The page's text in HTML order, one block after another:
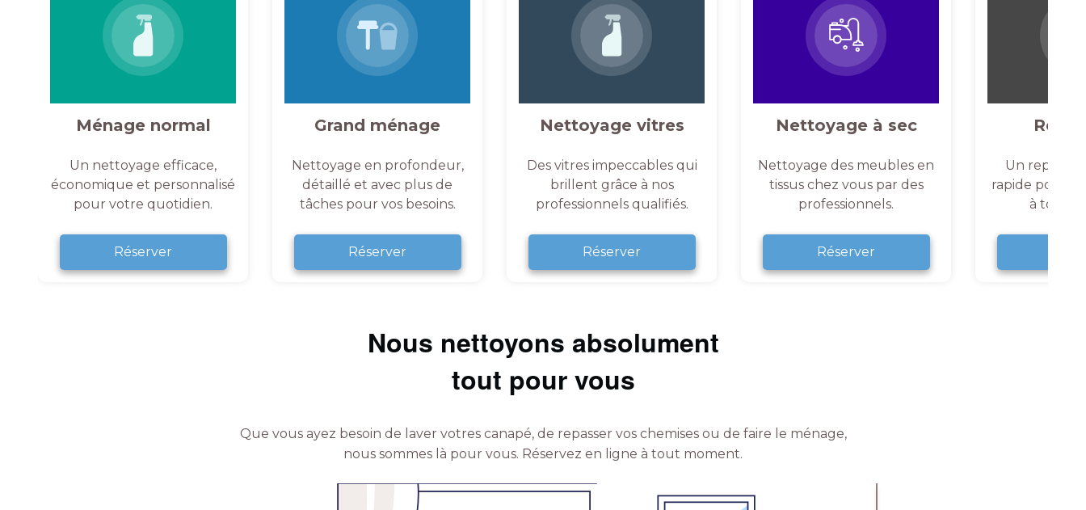
Ménage normal
Un nettoyage efficace,
économique et personnalisé
pour votre quotidien.
Réserver
Grand ménage
Nettoyage en profondeur,
détaillé et avec plus de
tâches pour vos besoins.
Réserver
Nettoyage vitres
Des vitres impeccables qui
brillent grâce à nos
professionnels qualifiés.
Réserver
Nettoyage à sec
Nettoyage des meubles en
tissus chez vous par des
professionnels.
Réserver
Un
rapide pour
à tout
Nous nettoyons absolument
tout pour vous
Que vous ayez besoin de laver votres canapé, de repasser vos chemises ou de faire le ménage,
nous sommes là pour vous. Réservez en ligne à tout moment.